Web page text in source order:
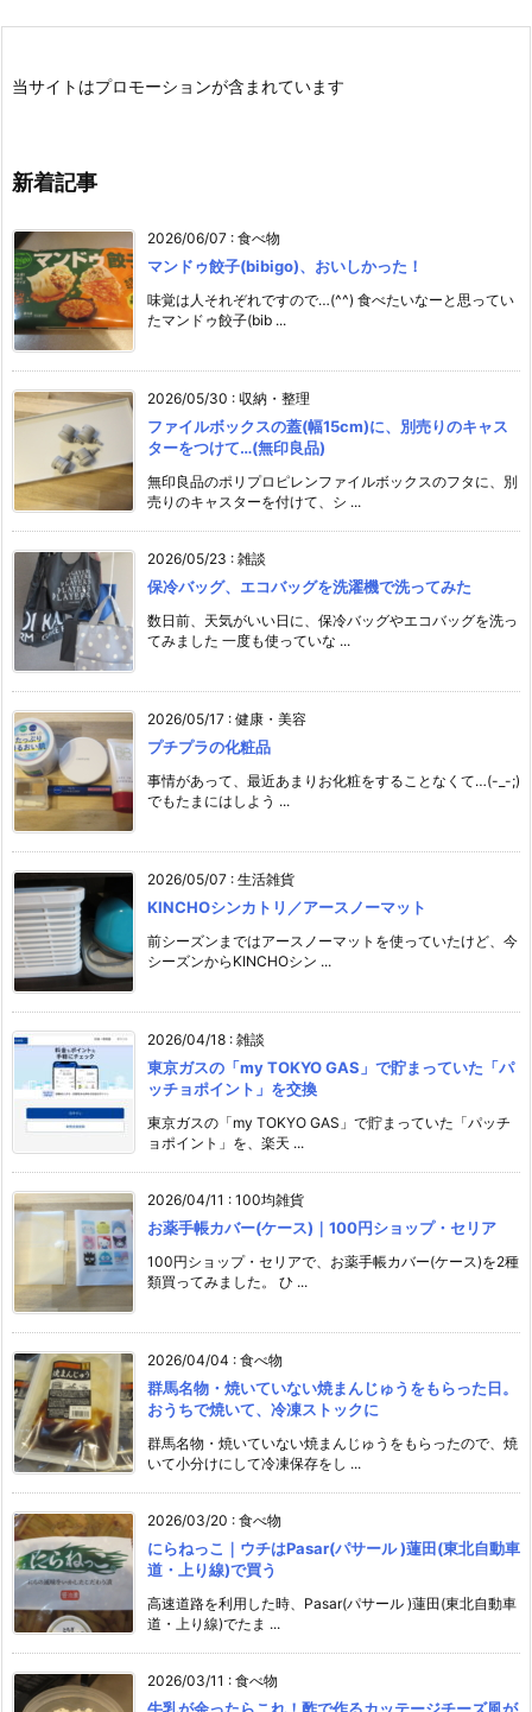
当サイトはプロモーションが含まれています
新着記事
2026/06/07 : 食べ物
マンドゥ餃子(bibigo)、おいしかった！
味覚は人それぞれですので…(^^) 食べたいなーと思ってい
たマンドゥ餃子(bib ...
2026/05/30 : 収納・整理
ファイルボックスの蓋(幅15cm)に、別売りのキャス
ターをつけて…(無印良品)
無印良品のポリプロピレンファイルボックスのフタに、別
売りのキャスターを付けて、シ ...
2026/05/23 : 雑談
保冷バッグ、エコバッグを洗濯機で洗ってみた
数日前、天気がいい日に、保冷バッグやエコバッグを洗っ
てみました 一度も使っていな ...
2026/05/17 : 健康・美容
プチプラの化粧品
事情があって、最近あまりお化粧をすることなくて…(-_-;)
でもたまにはしよう ...
2026/05/07 : 生活雑貨
KINCHOシンカトリ／アースノーマット
前シーズンまではアースノーマットを使っていたけど、今
シーズンからKINCHOシン ...
2026/04/18 : 雑談
東京ガスの「my TOKYO GAS」で貯まっていた「パ
ッチョポイント」を交換
東京ガスの「my TOKYO GAS」で貯まっていた「パッチ
ョポイント」を、楽天 ...
2026/04/11 : 100均雑貨
お薬手帳カバー(ケース)｜100円ショップ・セリア
100円ショップ・セリアで、お薬手帳カバー(ケース)を2種
類買ってみました。 ひ ...
2026/04/04 : 食べ物
群馬名物・焼いていない焼まんじゅうをもらった日。
おうちで焼いて、冷凍ストックに
群馬名物・焼いていない焼まんじゅうをもらったので、焼
いて小分けにして冷凍保存をし ...
2026/03/20 : 食べ物
にらねっこ｜ウチはPasar(パサール )蓮田(東北自動車
道・上り線)で買う
高速道路を利用した時、Pasar(パサール )蓮田(東北自動車
道・上り線)でたま ...
2026/03/11 : 食べ物